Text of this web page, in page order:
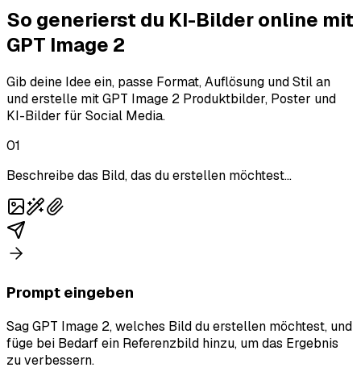
So generierst du KI-Bilder online mit
GPT Image 2
Gib deine Idee ein, passe Format, Auflösung und Stil an
und erstelle mit GPT Image 2 Produktbilder, Poster und
KI-Bilder für Social Media.
01
Beschreibe das Bild, das du erstellen möchtest...
Prompt eingeben
Sag GPT Image 2, welches Bild du erstellen möchtest, und
füge bei Bedarf ein Referenzbild hinzu, um das Ergebnis
zu verbessern.